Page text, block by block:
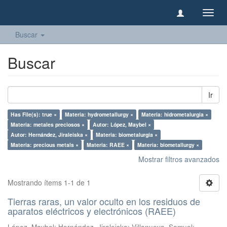
Buscar
Buscar
Ir
Has File(s): true × Materia: hydrometallurgy ×
Materia: hidrometalurgia ×
Materia: metales preciosos ×
Autor: López, Maybel ×
Autor: Hernández, Jiraleiska ×
Materia: biometalurgia ×
Materia: precious metals ×
Materia: RAEE × Materia: biometallurgy ×
Mostrar filtros avanzados
Mostrando ítems 1-1 de 1
Tierras raras, un valor oculto en los residuos de
aparatos eléctricos y electrónicos (RAEE)